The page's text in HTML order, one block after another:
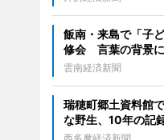
飯南・来島で「子
修会 言葉の背景
雲南経済新聞
瑞穂町郷土資料館
な野生、10年の記